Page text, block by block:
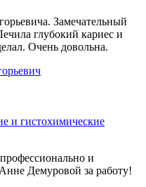
Замечательный
глубокий кариес и
Очень довольна.
и гистохимические
и
Демуровой за работу!